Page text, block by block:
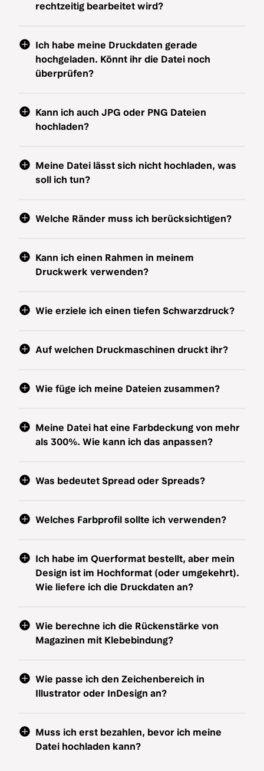
rechtzeitig bearbeitet wird?
Ich habe meine Druckdaten gerade
hochgeladen. Könnt ihr die Datei noch
überprüfen?
Kann ich auch JPG oder PNG Dateien
hochladen?
Meine Datei lässt sich nicht hochladen, was
soll ich tun?
Welche Ränder muss ich berücksichtigen?
Kann ich einen Rahmen in meinem
Druckwerk verwenden?
Wie erziele ich einen tiefen Schwarzdruck?
Auf welchen Druckmaschinen druckt ihr?
Wie füge ich meine Dateien zusammen?
Meine Datei hat eine Farbdeckung von mehr
als 300%. Wie kann ich das anpassen?
Was bedeutet Spread oder Spreads?
Welches Farbprofil sollte ich verwenden?
Ich habe im Querformat bestellt, aber mein
Design ist im Hochformat (oder umgekehrt).
Wie liefere ich die Druckdaten an?
Wie berechne ich die Rückenstärke von
Magazinen mit Klebebindung?
Wie passe ich den Zeichenbereich in
Illustrator oder InDesign an?
Muss ich erst bezahlen, bevor ich meine
Datei hochladen kann?